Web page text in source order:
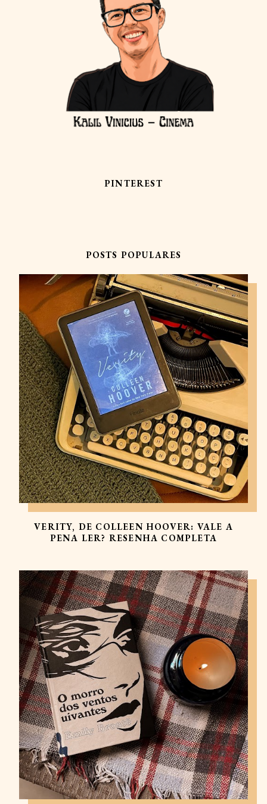
PINTEREST
POSTS POPULARES
VERITY, DE COLLEEN HOOVER: VALE A
PENA LER? RESENHA COMPLETA